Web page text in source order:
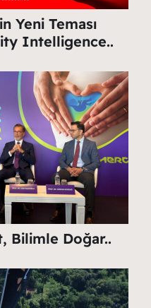
Yeni Teması
Intelligence..
Bilimle Doğar..